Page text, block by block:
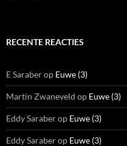
RECENTE REACTIES
E Saraberop Euwe (3)
Martin Zwaneveld op Euwe (3)
Eddy Saraberop Euwe (3)
Eddy Saraberop Euwe (3)